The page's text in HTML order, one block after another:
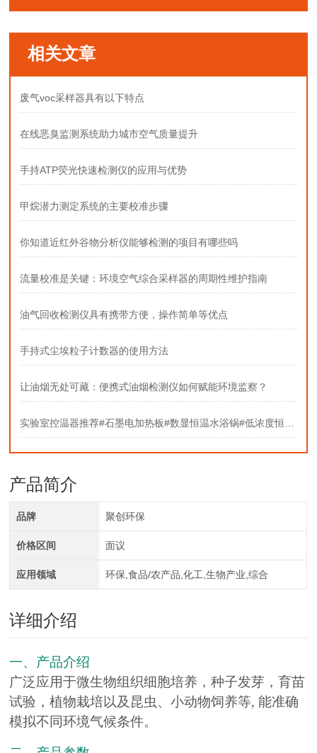
相关文章
废气voc采样器具有以下特点
在线恶臭监测系统助力城市空气质量提升
手持ATP荧光快速检测仪的应用与优势
甲烷潜力测定系统的主要校准步骤
你知道近红外谷物分析仪能够检测的项目有哪些吗
流量校准是关键：环境空气综合采样器的周期性维护指南
油气回收检测仪具有携带方便，操作简单等优点
手持式尘埃粒子计数器的使用方法
让油烟无处可藏：便携式油烟检测仪如何赋能环境监察？
实验室控温器推荐#石墨电加热板#数显恒温水浴锅#低浓度恒温恒湿称重系统
产品简介
品牌 聚创环保
价格区间 面议
应用领域 环保,食品/农产品,化工,生物产业,综合
详细介绍
一、产品介绍
广泛应用于微生物组织细胞培养，种子发芽，育苗
试验，植物栽培以及昆虫、小动物饲养等, 能准确
模拟不同环境气候条件。